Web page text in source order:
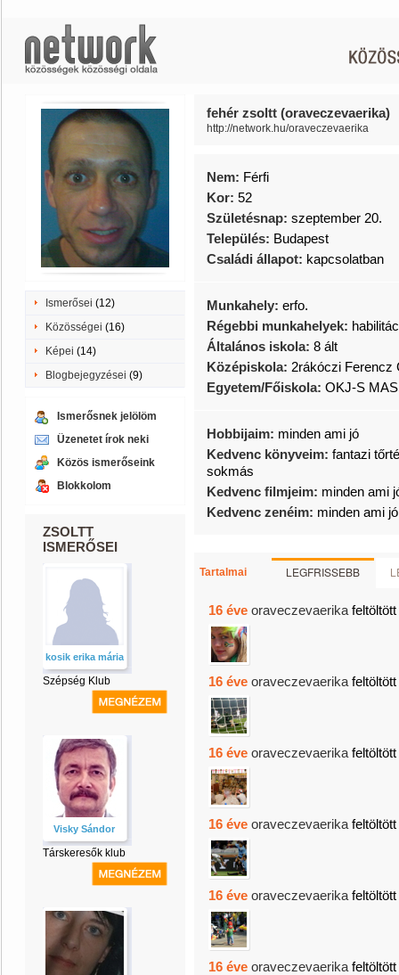
Ismerősei (12)
Közösségei (16)
Képei (14)
Blogbejegyzései (9)
Ismerősnek jelölöm
Üzenetet írok neki
Közös ismerőseink
Blokkolom
ZSOLTT
ISMERŐSEI
kosik erika mária
Szépség Klub
Visky Sándor
Társkeresők klub
fehér zsoltt (oraveczevaerika)
http://network.hu/oraveczevaerika
Nem: Férfi
Kor: 52
Születésnap: szeptember 20.
Település: Budapest
Családi állapot: kapcsolatban
Munkahely: erfo.
Régebbi munkahelyek:
Általános iskola: 8 ált
Középiskola: 2rákóczi Ferencz
Egyetem/Főiskola: OKJ-S
Hobbijaim: minden ami jó
Kedvenc könyveim: fantazi
sokmás
Kedvenc filmjeim: minden ami
Kedvenc zenéim: minden ami jó
Tartalmai LEGFRISSEBB
16 éve oraveczevaerika
16 éve oraveczevaerika
16 éve oraveczevaerika
16 éve oraveczevaerika
16 éve oraveczevaerika
16 éve oraveczevaerika